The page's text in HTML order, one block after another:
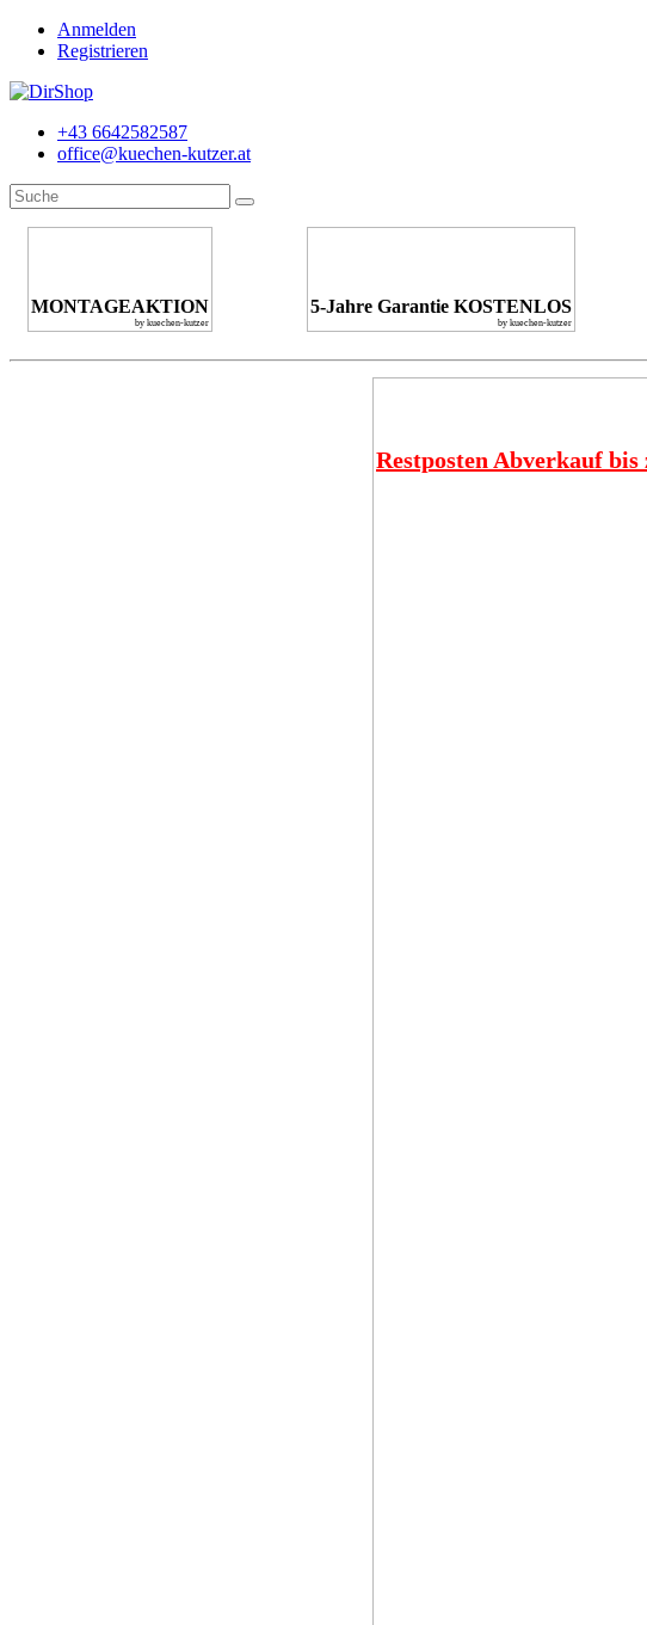
Anmelden
Registrieren
+43 6642582587
office@kuechen-kutzer.at
MONTAGEAKTION
by kuechen-kutzer
5-Jahre Garantie KOSTENLOS
by kuechen-kutzer
Restposten Abverkauf bis